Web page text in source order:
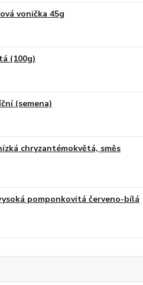
vonička 45g
(100g)
(semena)
chryzantémokvětá, směs
pomponkovitá červeno-bílá